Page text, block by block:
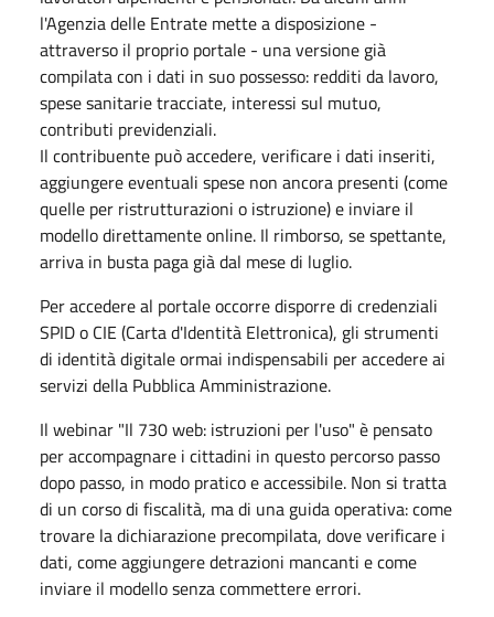
l'Agenzia delle Entrate mette a disposizione -
attraverso il proprio portale - una versione già
compilata con i dati in suo possesso: redditi da lavoro,
spese sanitarie tracciate, interessi sul mutuo,
contributi previdenziali.
Il contribuente può accedere, verificare i dati inseriti,
aggiungere eventuali spese non ancora presenti (come
quelle per ristrutturazioni o istruzione) e inviare il
modello direttamente online. Il rimborso, se spettante,
arriva in busta paga già dal mese di luglio.
Per accedere al portale occorre disporre di credenziali
SPID o CIE (Carta d'Identità Elettronica), gli strumenti
di identità digitale ormai indispensabili per accedere ai
servizi della Pubblica Amministrazione.
Il webinar "Il 730 web: istruzioni per l'uso" è pensato
per accompagnare i cittadini in questo percorso passo
dopo passo, in modo pratico e accessibile. Non si tratta
di un corso di fiscalità, ma di una guida operativa: come
trovare la dichiarazione precompilata, dove verificare i
dati, come aggiungere detrazioni mancanti e come
inviare il modello senza commettere errori.